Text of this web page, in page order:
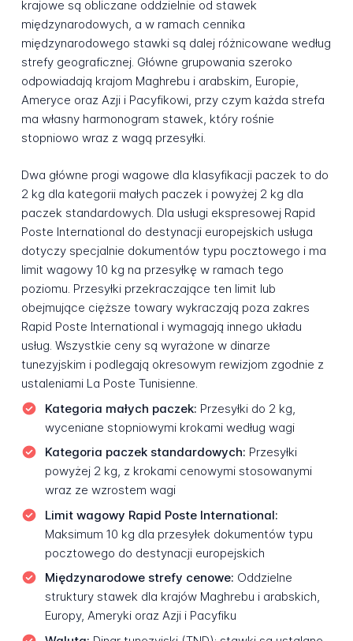
krajowe są obliczane oddzielnie od stawek
międzynarodowych, a w ramach cennika
międzynarodowego stawki są dalej różnicowane według
strefy geograficznej. Główne grupowania szeroko
odpowiadają krajom Maghrebu i arabskim, Europie,
Ameryce oraz Azji i Pacyfikowi, przy czym każda strefa
ma własny harmonogram stawek, który rośnie
stopniowo wraz z wagą przesyłki.
Dwa główne progi wagowe dla klasyfikacji paczek to do
2 kg dla kategorii małych paczek i powyżej 2 kg dla
paczek standardowych. Dla usługi ekspresowej Rapid
Poste International do destynacji europejskich usługa
dotyczy specjalnie dokumentów typu pocztowego i ma
limit wagowy 10 kg na przesyłkę w ramach tego
poziomu. Przesyłki przekraczające ten limit lub
obejmujące cięższe towary wykraczają poza zakres
Rapid Poste International i wymagają innego układu
usług. Wszystkie ceny są wyrażone w dinarze
tunezyjskim i podlegają okresowym rewizjom zgodnie z
ustaleniami La Poste Tunisienne.
Kategoria małych paczek: Przesyłki do 2 kg,
wyceniane stopniowymi krokami według wagi
Kategoria paczek standardowych: Przesyłki
powyżej 2 kg, z krokami cenowymi stosowanymi
wraz ze wzrostem wagi
Limit wagowy Rapid Poste International:
Maksimum 10 kg dla przesyłek dokumentów typu
pocztowego do destynacji europejskich
Międzynarodowe strefy cenowe: Oddzielne
struktury stawek dla krajów Maghrebu i arabskich,
Europy, Ameryki oraz Azji i Pacyfiku